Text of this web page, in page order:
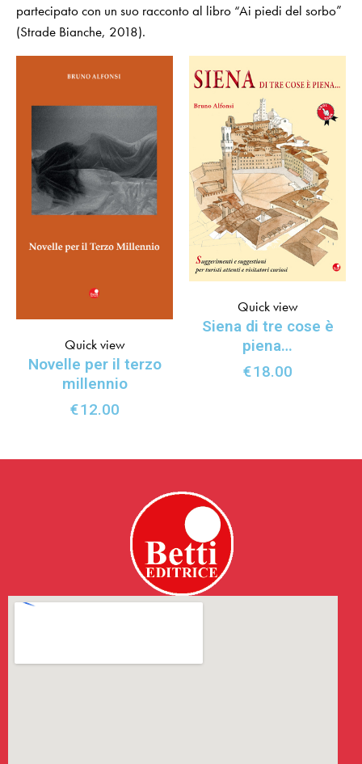
partecipato con un suo racconto al libro “Ai piedi del sorbo”
(Strade Bianche, 2018).
Novelle per il terzo
millennio
€12.00
Quick view
Siena di tre cose è
piena…
€18.00
Quick view